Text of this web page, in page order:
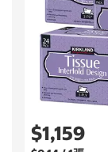
$1,159